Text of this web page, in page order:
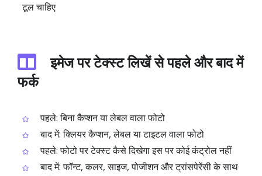
टूल चाहिए
इमेज पर टेक्स्ट लिखें से पहले और बाद में
फर्क
पहले: बिना कैप्शन या लेबल वाला फोटो
बाद में: क्लियर कैप्शन, लेबल या टाइटल वाला फोटो
पहले: फोटो पर टेक्स्ट कैसे दिखेगा इस पर कोई कंट्रोल नहीं
बाद में: फॉन्ट, कलर, साइज, पोजीशन और ट्रांसपेरेंसी के साथ